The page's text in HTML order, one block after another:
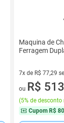
Maquina de
Ferragem
7x de R$ 77,29
7 vez de R$
ou R$
(5% de desconto
Cupom R$